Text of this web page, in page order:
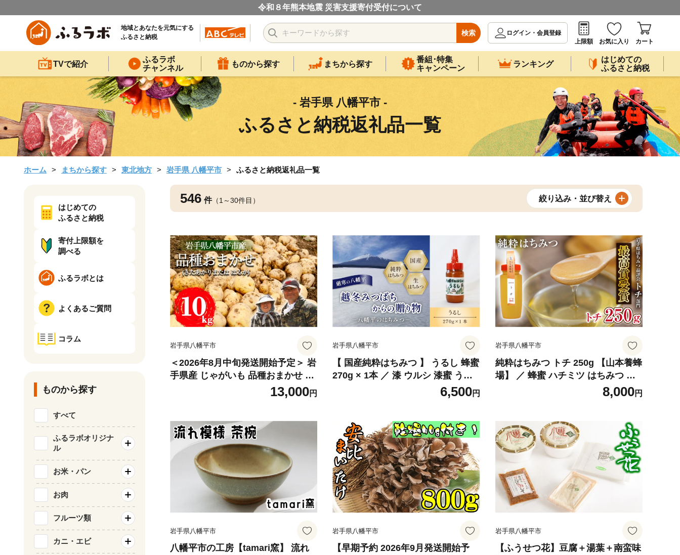
令和８年熊本地震 災害支援寄付受付について
地域とあなたを元気にする
ふるさと納税
検索
ログイン・会員登録
上限額
お気に入り カート
TVで紹介
ふるラボ
チャンネル
ものから探す まちから探す
番組･特集
キャンペーン
ランキング
はじめての
ふるさと納税
- 岩手県 八幡平市 -
ふるさと納税返礼品一覧
ホーム まちから探す 東北地方 岩手県 八幡平市 ふるさと納税返礼品一覧
546 件（1～30件目） 絞り込み・並び替え
岩手県八幡平市
＜2026年8月中旬発送開始予定＞ 岩
手県産 じゃがいも 品種おまかせ （
きたあかり または はるか ） 10kg
【松浦農園】／ ジャガイモ じゃが
いしょ ポテト 農家直送 産地直送 野
菜 お野菜 八幡平市産 期間限定 数量
限定 季節限定 おすすめ オススメ
13,000円
岩手県八幡平市
【 国産純粋はちみつ 】 うるし 蜂蜜
270g × 1本 ／ 漆 ウルシ 漆蜜 うる
し蜜 はちみつ ハチミツ ハチ蜜 ハニ
ー 国産 国内産 日本産 岩手県産 八
ボトル 長期保存 産地直送 おすすめ
珍しい 【八幡平高橋養蜂】
6,500円
岩手県八幡平市
純粋はちみつ トチ 250g 【山本養蜂
場】 ／ 蜂蜜 ハチミツ はちみつ 栃
とち 濃厚 希少 稀少 純粋 プチギフ
ト ギフト 贈り物 家庭用 自宅用 お
お土産 おみやげ 手土産 東北 有名
受賞 産地直送 岩手県 八幡平市 人気
おすすめ オススメ
8,000円
岩手県八幡平市
八幡平市の工房【tamari窯】 流れ
岩手県八幡平市
【早期予約 2026年9月発送開始予
岩手県八幡平市
【ふうせつ花】豆腐＋湯葉＋南蛮味
はじめての
ふるさと納税
寄付上限額を
調べる
ふるラボとは
よくあるご質問
コラム
ものから探す
すべて
ふるラボオリジナ
ル
お米・パン
お肉
フルーツ類
カニ・エビ